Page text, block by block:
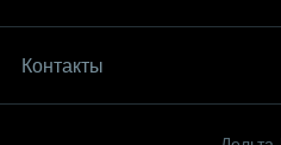
Контакты